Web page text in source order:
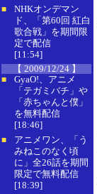
■
NHKオンデマン
ド、「第60回 紅白
歌合戦」を期間限
定で配信
[11:54]
【 2009/12/24 】
■
GyaO!、アニメ
「テガミバチ」や
「赤ちゃんと僕」
を無料配信
[18:46]
■
アニメワン、「う
みねこのなく頃
に」全26話を期間
限定で無料配信
[18:39]